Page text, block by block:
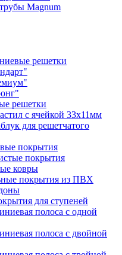
Magnum
решетки
решетки
с ячейкой 33х11мм
для решетчатого
покрытия
покрытия
ковры
покрытия из ПВХ
для ступеней
полоса с одной
полоса с двойной